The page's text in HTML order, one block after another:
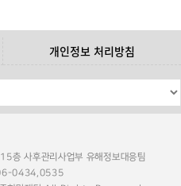
개인정보 처리방침
층 사후관리사업부 유해정보대응팀
0434,0535